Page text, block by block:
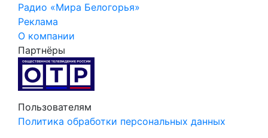
Радио «Мира Белогорья»
Реклама
О компании
Партнёры
Пользователям
Политика обработки персональных данных